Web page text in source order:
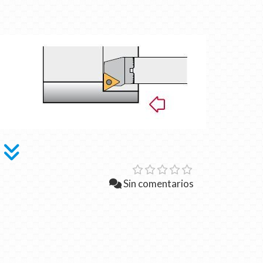
Sin comentarios